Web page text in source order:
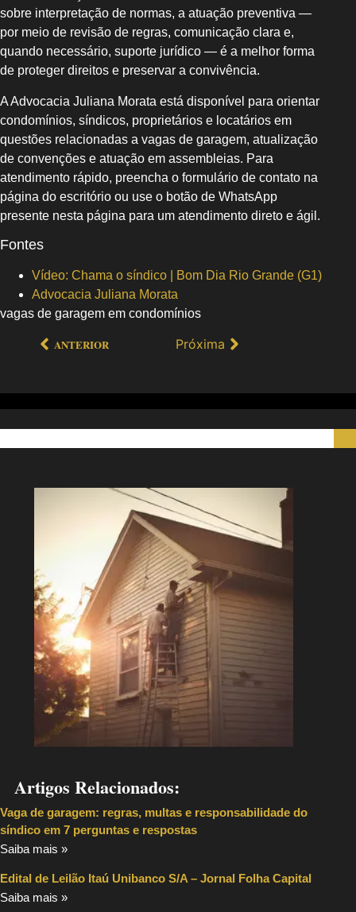
sobre interpretação de normas, a atuação preventiva —
por meio de revisão de regras, comunicação clara e,
quando necessário, suporte jurídico — é a melhor forma
de proteger direitos e preservar a convivência.
A Advocacia Juliana Morata está disponível para orientar
condomínios, síndicos, proprietários e locatários em
questões relacionadas a vagas de garagem, atualização
de convenções e atuação em assembleias. Para
atendimento rápido, preencha o formulário de contato na
página do escritório ou use o botão de WhatsApp
presente nesta página para um atendimento direto e ágil.
Fontes
Vídeo: Chama o síndico | Bom Dia Rio Grande (G1)
Advocacia Juliana Morata
vagas de garagem em condomínios
ANTERIOR Próxima
Artigos Relacionados:
Vaga de garagem: regras, multas e responsabilidade do
síndico em 7 perguntas e respostas
Saiba mais »
Edital de Leilão Itaú Unibanco S/A – Jornal Folha Capital
Saiba mais »